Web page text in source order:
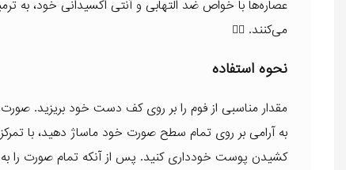
عصاره‌ها با خواص ضد التهابی و آنتی اکسیدانی خود، به
می‌کنند. 😮‍💨
نحوه استفاده
مقدار مناسبی از فوم را بر روی کف دست خود بریزید.
به آرامی بر روی تمام سطح صورت خود ماساژ دهید، با
کشیدن پوست خودداری کنید. پس از آنکه تمام صورت را به